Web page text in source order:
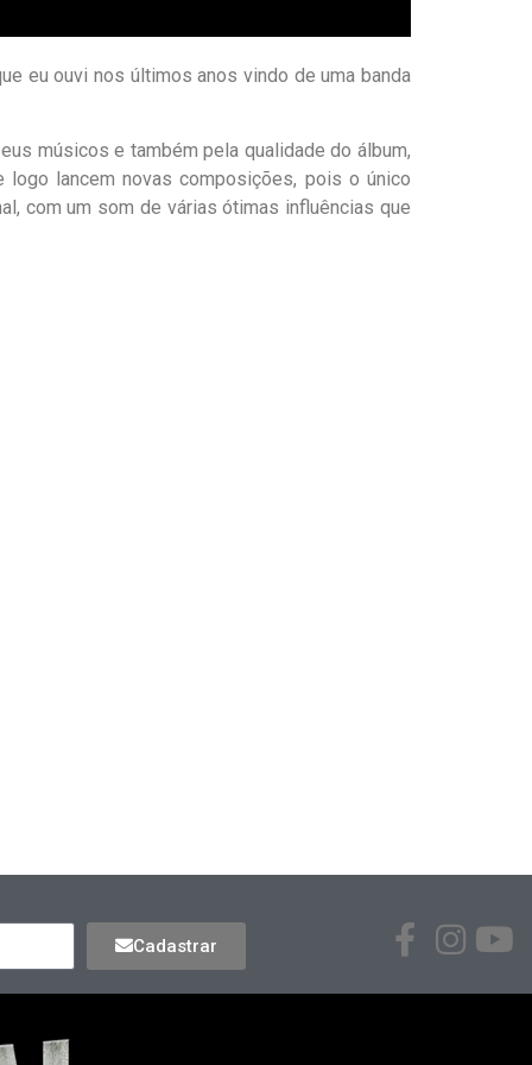
eu ouvi nos últimos anos vindo de uma banda
músicos e também pela qualidade do álbum,
lancem novas composições, pois o único
com um som de várias ótimas influências que
Cadastrar